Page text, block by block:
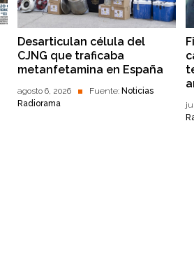
Desarticulan célula del
CJNG que traficaba
metanfetamina en España
agosto 6, 2026 Fuente:Noticias
Radiorama